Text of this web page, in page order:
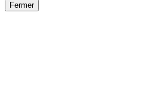
Fermer